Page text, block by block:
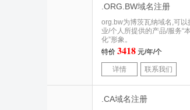
.ORG.BW域名注册
org.bw为博茨瓦纳域名,可以
业/个人所提供的产品/服务“
化”形象。
特价 3418 元/年/个
详情 联系我们
.CA域名注册